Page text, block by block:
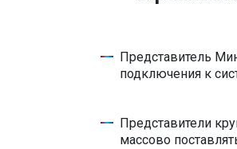
Представитель
подключения к
Представители
массово